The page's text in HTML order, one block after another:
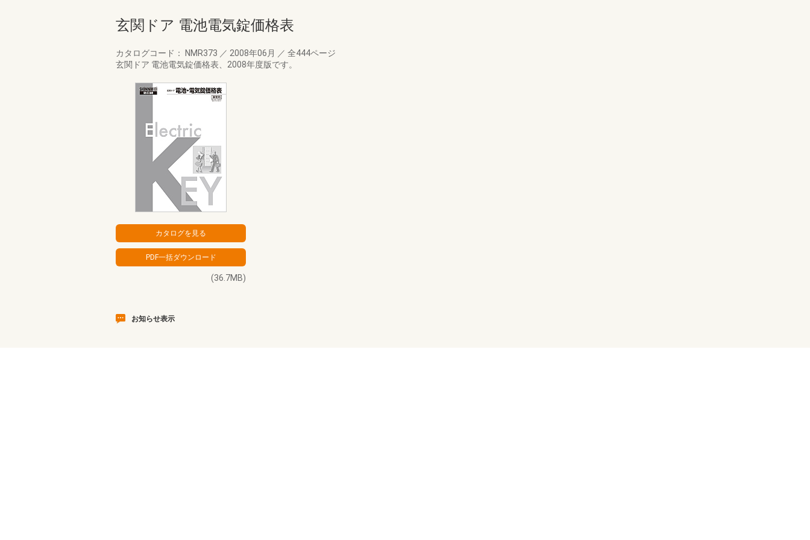
玄関ドア 電池電気錠価格表
カタログコード： NMR373 ／ 2008年06月 ／ 全444ページ
玄関ドア 電池電気錠価格表、2008年度版です。
(36.7MB)
お知らせ表示